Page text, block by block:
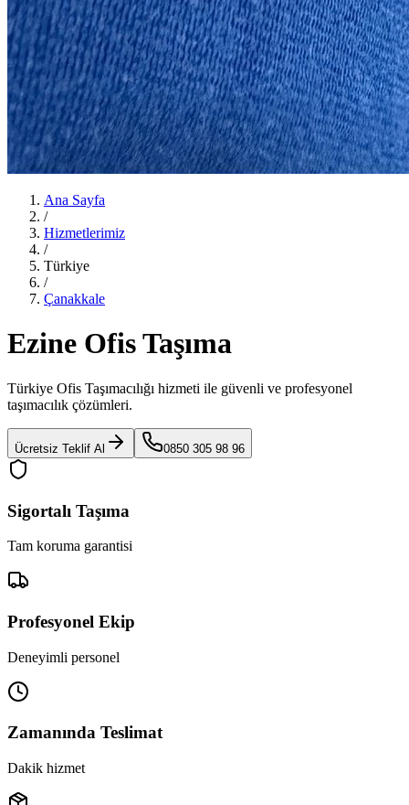
Ana Sayfa
/
Hizmetlerimiz
/
Türkiye
/
Çanakkale
Ezine Ofis Taşıma
Türkiye Ofis Taşımacılığı hizmeti ile güvenli ve profesyonel
taşımacılık çözümleri.
Ücretsiz Teklif Al 0850 305 98 96
Sigortalı Taşıma
Tam koruma garantisi
Profesyonel Ekip
Deneyimli personel
Zamanında Teslimat
Dakik hizmet